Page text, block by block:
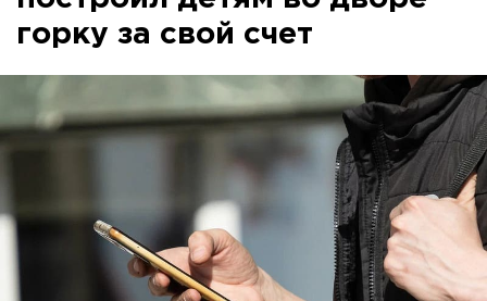
горку за свой счет